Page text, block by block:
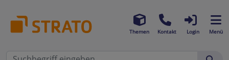
Themen Kontakt Login Menü